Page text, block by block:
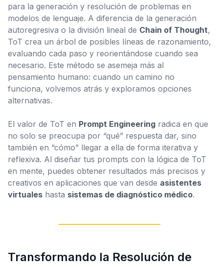
para la generación y resolución de problemas en
modelos de lenguaje. A diferencia de la generación
autoregresiva o la división lineal de Chain of Thought,
ToT crea un árbol de posibles líneas de razonamiento,
evaluando cada paso y reorientándose cuando sea
necesario. Este método se asemeja más al
pensamiento humano: cuando un camino no
funciona, volvemos atrás y exploramos opciones
alternativas.
El valor de ToT en Prompt Engineering radica en que
no solo se preocupa por “qué” respuesta dar, sino
también en “cómo” llegar a ella de forma iterativa y
reflexiva. Al diseñar tus prompts con la lógica de ToT
en mente, puedes obtener resultados más precisos y
creativos en aplicaciones que van desde asistentes
virtuales hasta sistemas de diagnóstico médico.
Transformando la Resolución de